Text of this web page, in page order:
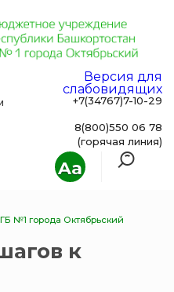
Aa
Версия для
слабовидящих
+7(34767)7-10-29
8(800)550 06 78
(горячая линия)
№1 города Октябрьский
к